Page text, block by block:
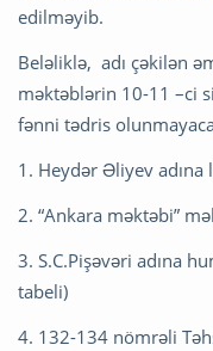
edilməyib.
Beləliklə, adı çəkilən
məktəblərin 10-11 –ci
fənni tədris
1. Heydər Əliyev adına
2. “Ankara məktəbi”
3. S.C.Pişəvəri adına
tabeli)
4. 132-134 nömrəli